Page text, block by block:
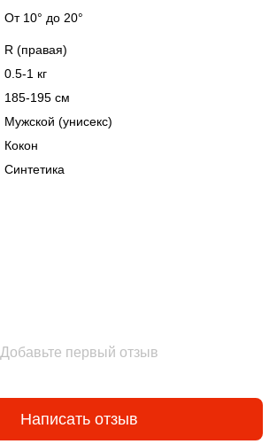
От 10° до 20°
R (правая)
0.5-1 кг
185-195 см
Мужской (унисекс)
Кокон
Синтетика
Добавьте первый отзыв
Написать отзыв